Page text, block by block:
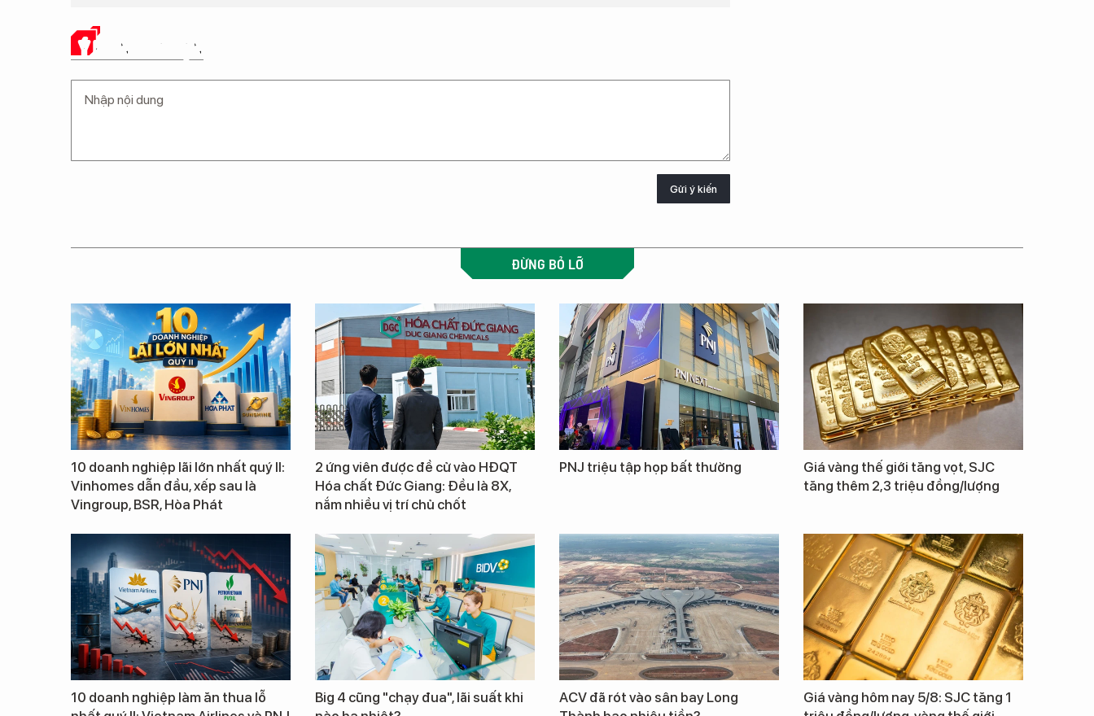
Ý KIẾN CỦA BẠN
Gửi ý kiến
ĐỪNG BỎ LỠ
10 doanh nghiệp lãi lớn nhất quý II:
Vinhomes dẫn đầu, xếp sau là
Vingroup, BSR, Hòa Phát
2 ứng viên được đề cử vào HĐQT
Hóa chất Đức Giang: Đều là 8X,
nắm nhiều vị trí chủ chốt
PNJ triệu tập họp bất thường
Giá vàng thế giới tăng vọt, SJC
tăng thêm 2,3 triệu đồng/lượng
10 doanh nghiệp làm ăn thua lỗ
Big 4 cũng "chạy đua", lãi suất khi
ACV đã rót vào sân bay Long
Giá vàng hôm nay 5/8: SJC tăng 1